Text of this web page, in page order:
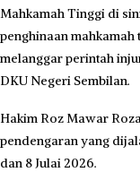
Mahkamah Tinggi di
penghinaan
melanggar perintah
DKU Negeri Sembilan.
Hakim Roz Mawar
pendengaran yang
dan 8 Julai 2026.